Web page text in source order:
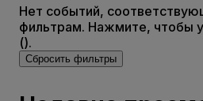
Нет событий,
фильтрам. Нажмите, чтобы
().
Сбросить фильтры